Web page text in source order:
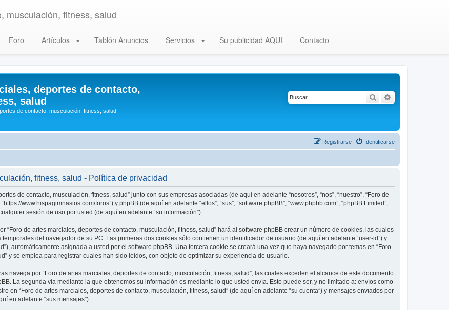
musculación, fitness, salud
Foro Artículos Tablón Anuncios Servicios Su publicidad AQUI Contacto
deportes de contacto,
salud
de contacto, musculación, fitness, salud
Buscar
Identificarse
Registrarse
fitness, salud - Política de privacidad
de contacto, musculación, fitness, salud” junto con sus empresas asociadas (de aquí en adelante “nosotros”, “nos”, “nuestro”, “Foro de
www.hispagimnasios.com/foros”) y phpBB (de aquí en adelante “ellos”, “sus”, “software phpBB”, “www.phpbb.com”, “phpBB Limited”,
sesión de uso por usted (de aquí en adelante “su información”).
“Foro de artes marciales, deportes de contacto, musculación, fitness, salud” hará al software phpBB crear un número de cookies, las cuales
del navegador de su PC. Las primeras dos cookies sólo contienen un identificador de usuario (de aquí en adelante “user-id”) y
automáticamente asignada a usted por el software phpBB. Una tercera cookie se creará una vez que haya navegado por temas en “Foro
y se emplea para registrar cuales han sido leídos, con objeto de optimizar su experiencia de usuario.
navega por “Foro de artes marciales, deportes de contacto, musculación, fitness, salud”, las cuales exceden el alcance de este documento
La segunda vía mediante la que obtenemos su información es mediante lo que usted envía. Esto puede ser, y no limitado a: envíos como
en “Foro de artes marciales, deportes de contacto, musculación, fitness, salud” (de aquí en adelante “su cuenta”) y mensajes enviados por
en adelante “sus mensajes”).